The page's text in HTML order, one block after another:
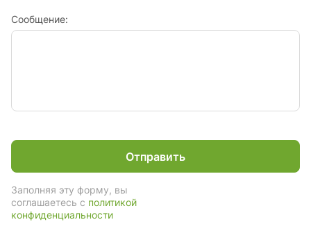
Сообщение:
Отправить
Заполняя эту форму, вы
соглашаетесь с политикой
конфиденциальности